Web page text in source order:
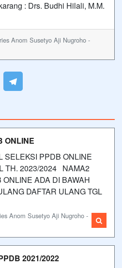
: Drs. Budhi Hilali, M.M.
Anom Susetyo Aji Nugroho -
ONLINE
SELEKSI PPDB ONLINE
TH. 2023/2024 NAMA2
ADA DI BAWAH
DAFTAR ULANG TGL
Anom Susetyo Aji Nugroho -
2021/2022